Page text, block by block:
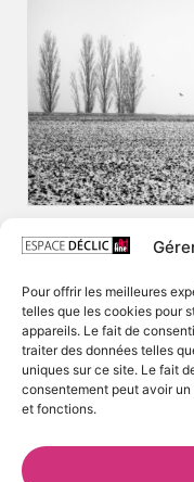
Pour offrir les meilleures
telles que les cookies pour
appareils. Le fait de
traiter des données telles
uniques sur ce site. Le fait
consentement peut avoir
et fonctions.